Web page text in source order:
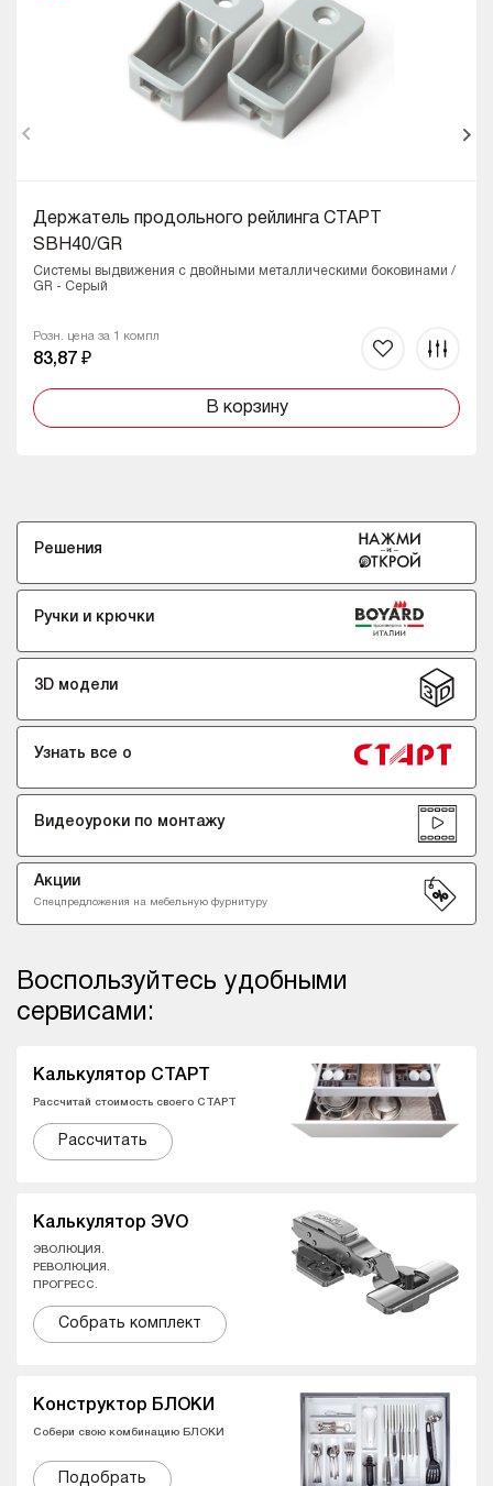
Решения
Ручки и крючки
Узнать все о
3D модели
Видеоуроки по монтажу
Акции
Спецпредложения на мебельную фурнитуру
Воспользуйтесь удобными
сервисами:
Калькулятор СТАРТ
Рассчитай стоимость своего СТАРТ
Рассчитать
Калькулятор ЭVO
ЭВОЛЮЦИЯ.
РЕВОЛЮЦИЯ.
ПРОГРЕСС.
Собрать комплект
Конструктор БЛОКИ
Собери свою комбинацию БЛОКИ
Подобрать
Держатель продольного рейлинга СТАРТ
SBH40/GR
Системы выдвижения с двойными металлическими боковинами /
GR - Серый
Розн. цена за 1 компл
83,87 ₽
В корзину